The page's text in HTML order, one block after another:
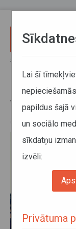
Sākums
Vinjetes
Lai šī
papildus šajā
un sociālo
sīkdatņu
izvēli:
Privātuma